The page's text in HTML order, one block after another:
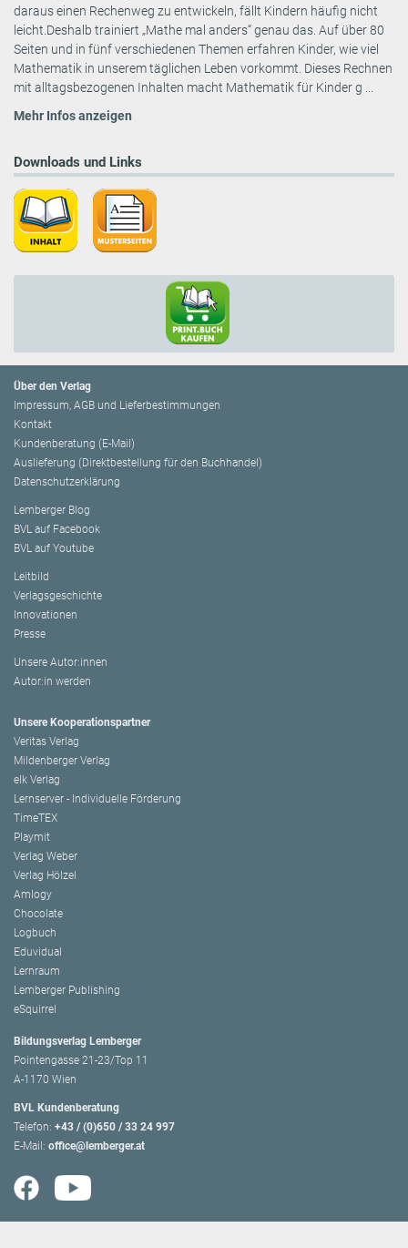
daraus einen Rechenweg zu entwickeln, fällt Kindern häufig nicht
leicht.Deshalb trainiert „Mathe mal anders“ genau das. Auf über 80
Seiten und in fünf verschiedenen Themen erfahren Kinder, wie viel
Mathematik in unserem täglichen Leben vorkommt. Dieses Rechnen
mit alltagsbezogenen Inhalten macht Mathematik für Kinder g ...
Mehr Infos anzeigen
Downloads und Links
Über den Verlag
Impressum, AGB und Lieferbestimmungen
Kontakt
Kundenberatung (E-Mail)
Auslieferung (Direktbestellung für den Buchhandel)
Datenschutzerklärung
Lemberger Blog
BVL auf Facebook
BVL auf Youtube
Leitbild
Verlagsgeschichte
Innovationen
Presse
Unsere Autor:innen
Autor:in werden
Unsere Kooperationspartner
Veritas Verlag
Mildenberger Verlag
elk Verlag
Lernserver - Individuelle Förderung
TimeTEX
Playmit
Verlag Weber
Verlag Hölzel
Amlogy
Chocolate
Logbuch
Eduvidual
Lernraum
Lemberger Publishing
eSquirrel
Bildungsverlag Lemberger
Pointengasse 21-23/Top 11
A-1170 Wien
BVL Kundenberatung
Telefon: +43 / (0)650 / 33 24 997
E-Mail: office@lemberger.at